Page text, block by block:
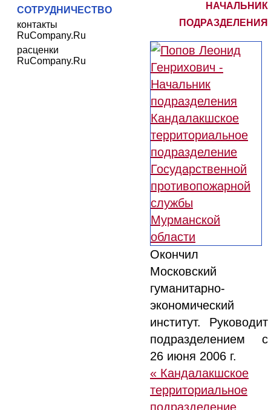
СОТРУДНИЧЕСТВО
контакты
RuCompany.Ru
расценки
RuCompany.Ru
НАЧАЛЬНИК
ПОДРАЗДЕЛЕНИЯ
Окончил
Московский
гуманитарно-
экономический
институт. Руководит
подразделением с
26 июня 2006 г.
« Кандалакшское
территориальное
подразделение